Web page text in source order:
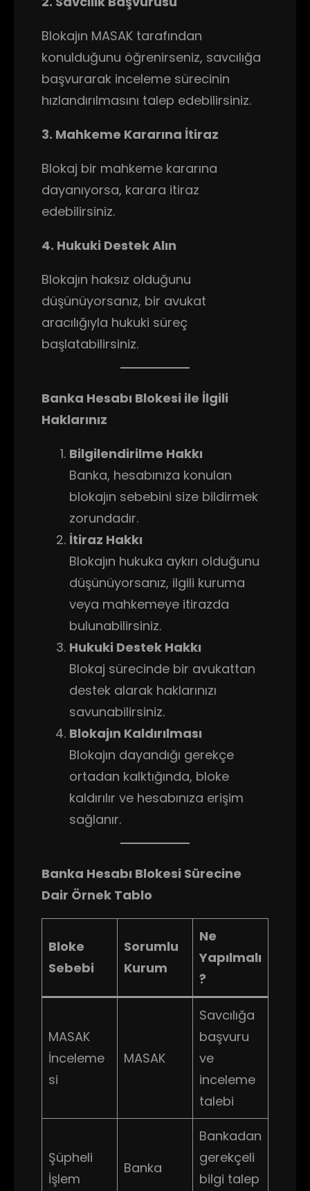
Blokajın MASAK tarafından
konulduğunu öğrenirseniz, savcılığa
başvurarak inceleme sürecinin
hızlandırılmasını talep edebilirsiniz.
3. Mahkeme Kararına İtiraz
Blokaj bir mahkeme kararına
dayanıyorsa, karara itiraz
edebilirsiniz.
4. Hukuki Destek Alın
Blokajın haksız olduğunu
düşünüyorsanız, bir avukat
aracılığıyla hukuki süreç
başlatabilirsiniz.
Banka Hesabı Blokesi ile İlgili
Haklarınız
Bilgilendirilme Hakkı
Banka, hesabınıza konulan
blokajın sebebini size bildirmek
zorundadır.
İtiraz Hakkı
Blokajın hukuka aykırı olduğunu
düşünüyorsanız, ilgili kuruma
veya mahkemeye itirazda
bulunabilirsiniz.
Hukuki Destek Hakkı
Blokaj sürecinde bir avukattan
destek alarak haklarınızı
savunabilirsiniz.
Blokajın Kaldırılması
Blokajın dayandığı gerekçe
ortadan kalktığında, bloke
kaldırılır ve hesabınıza erişim
sağlanır.
Banka Hesabı Blokesi Sürecine
Dair Örnek Tablo
Bloke
Sebebi
Sorumlu
Kurum
Ne
Yapılmalı
?
MASAK
İnceleme
si
MASAK
Savcılığa
başvuru
ve
inceleme
talebi
Şüpheli
İşlem
Banka
Bankadan
gerekçeli
bilgi talep